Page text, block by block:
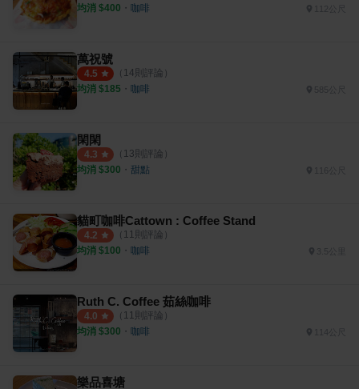
均消 $400 ・ 咖啡
萬祝號
4.5 （ 14則評論）
均消 $185 ・ 咖啡 585公尺
閑閑
4.3 （ 13則評論）
均消 $300 ・ 甜點
貓町咖啡Cattown : Coffee Stand
4.2 （ 11則評論）
均消 $100 ・ 咖啡 3.5公里
Ruth C. Coffee 茹絲咖啡
4.0 （ 11則評論）
均消 $300 ・ 咖啡 114公尺
樂品喜塘